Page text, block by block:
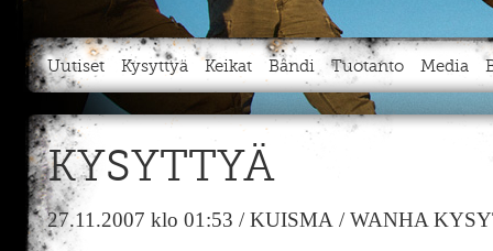
Uutiset Kysyttyä Keikat Bändi Tuotanto Media
KYSYTTYÄ
27.11.2007 klo 01:53 /KUISMA /WANHA